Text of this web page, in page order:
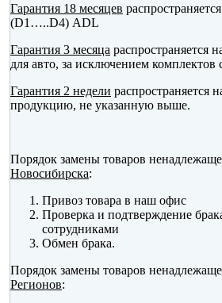
Гарантия 18 месяцев
(D1…..D4) ADL
Гарантия 3 месяца распространяется
для авто, за исключением
Гарантия 2 недели распространяется
продукцию, не указанную выше.
Порядок замены товаров
Новосибирска:
Привоз товара в наш офис
Проверка и подтверждение
сотрудниками
Обмен брака.
Порядок замены товаров
Регионов: